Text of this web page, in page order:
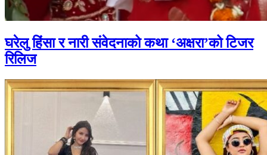
घरेलु हिंसा र नारी संवेदनाको कथा ‘अक्षरा’को टिजर
रिलिज